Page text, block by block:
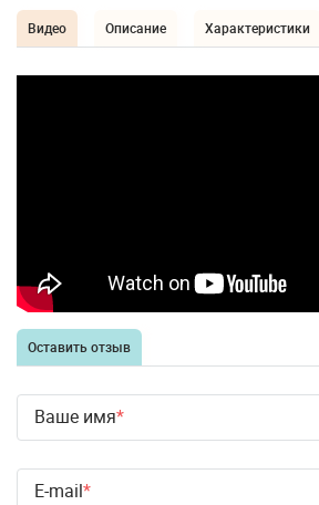
Видео Описание Характеристики
Оставить отзыв
Ваше имя
E-mail